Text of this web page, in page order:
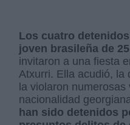
Los cuatro
joven brasileña de
invitaron a una fiesta
Atxurri. Ella acudió, la
la violaron numerosas
nacionalidad
han sido detenidos